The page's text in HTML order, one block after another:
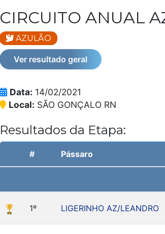
CIRCUITO ANUAL
AZULÃO
Ver resultado geral
Data: 14/02/2021
Local: SÃO GONÇALO RN
Resultados da Etapa:
# Pássaro
1º LIGERINHO AZ/LEANDRO